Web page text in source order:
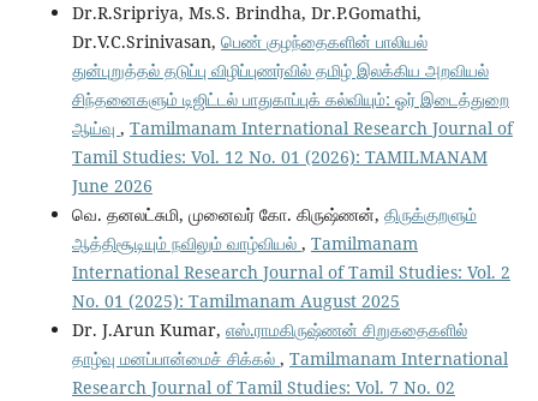
Dr.R.Sripriya, Ms.S. Brindha, Dr.P.Gomathi,
Dr.V.C.Srinivasan, பெண் குழந்தைகளின் பாலியல்
துன்புறுத்தல் தடுப்பு விழிப்புணர்வில் தமிழ் இலக்கிய அறவியல்
சிந்தனைகளும் டிஜிட்டல் பாதுகாப்புக் கல்வியும்: ஓர் இடைத்துறை
ஆய்வு , Tamilmanam International Research Journal of
Tamil Studies: Vol. 12 No. 01 (2026): TAMILMANAM
June 2026
வெ. தனலட்சுமி, முனைவர் கோ. கிருஷ்ணன், திருக்குறளும்
ஆத்திசூடியும் நவிலும் வாழ்வியல் , Tamilmanam
International Research Journal of Tamil Studies: Vol. 2
No. 01 (2025): Tamilmanam August 2025
Dr. J.Arun Kumar, எஸ்.ராமகிருஷ்ணன் சிறுகதைகளில்
தாழ்வு மனப்பான்மைச் சிக்கல் , Tamilmanam International
Research Journal of Tamil Studies: Vol. 7 No. 02